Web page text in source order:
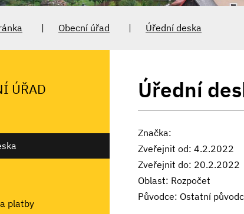
Obecní úřad Úřední deska
Úřední
Značka:
Zveřejnit od: 4.2.2022
Zveřejnit do: 20.2.2022
Oblast: Rozpočet
Původce: Ostatní
ÚŘAD
platby